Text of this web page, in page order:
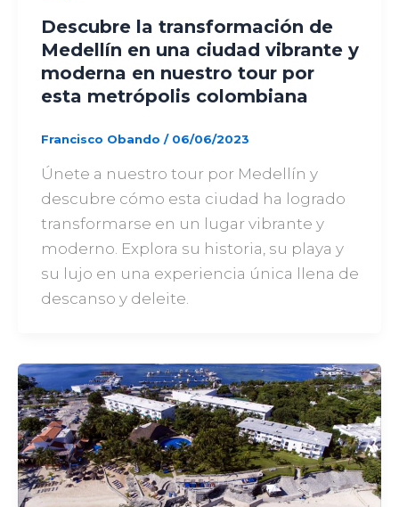
Descubre la transformación de
Medellín en una ciudad vibrante y
moderna en nuestro tour por
esta metrópolis colombiana
Francisco Obando / 06/06/2023
Únete a nuestro tour por Medellín y
descubre cómo esta ciudad ha logrado
transformarse en un lugar vibrante y
moderno. Explora su historia, su playa y
su lujo en una experiencia única llena de
descanso y deleite.